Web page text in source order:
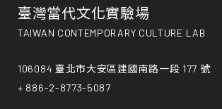
臺灣當代文化實驗場
TAIWAN CONTEMPORARY CULTURE LAB
106084 臺北市大安區建國南路一段 177 號
+ 886-2-8773-5087